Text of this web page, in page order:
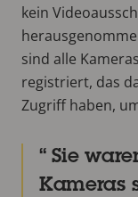
kein
sind alle
registriert, das
Zugriff haben,
Sie
Kameras